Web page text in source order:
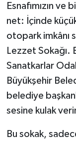
Esnafımızın ve
net: İçinde
otopark imkânı
Lezzet Sokağı.
Sanatkarlar
Büyükşehir
belediye
sesine kulak
Bu sokak,